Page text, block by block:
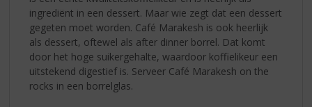
ingrediënt in een dessert. Maar wie zegt dat een dessert
gegeten moet worden. Café Marakesh is ook heerlijk
als dessert, oftewel als after dinner borrel. Dat komt
door het hoge suikergehalte, waardoor koffielikeur een
uitstekend digestief is. Serveer Café Marakesh on the
rocks in een borrelglas.